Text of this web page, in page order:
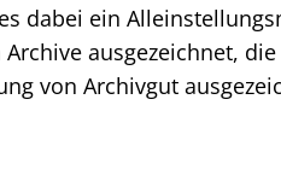
dabei ein
ausgezeichnet,
von Archivgut